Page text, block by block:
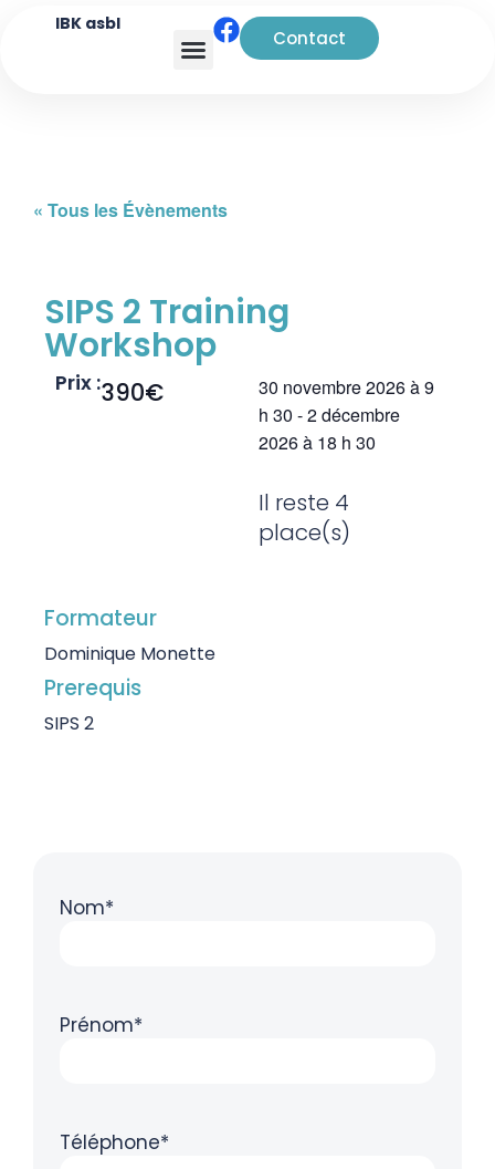
IBK asbl
Contact
« Tous les Évènements
SIPS 2 Training
Workshop
Prix :390€ 30 novembre 2026à9
h 30 -2 décembre
2026à 18 h 30
Il reste 4
place(s)
Formateur
Dominique Monette
Prerequis
SIPS 2
Nom*
Prénom*
Téléphone*